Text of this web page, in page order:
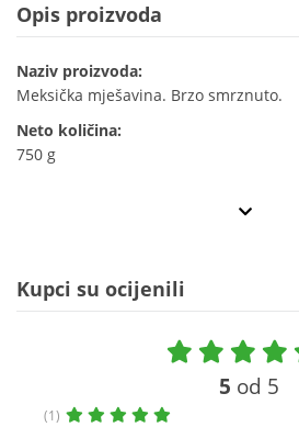
Opis proizvoda
Naziv proizvoda:
Meksička mješavina. Brzo smrznuto.
Neto količina:
750 g
Kupci su ocijenili
5 od 5
(1)